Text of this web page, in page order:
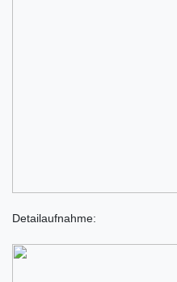
Detailaufnahme: